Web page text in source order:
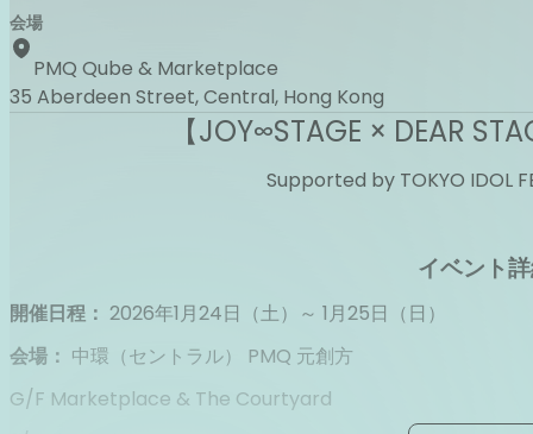
会場
PMQ Qube & Marketplace
35 Aberdeen Street, Central, Hong Kong
【JOY∞STAGE × DEAR
Supported by TOKYO IDOL
イベント
開催日程： 2026年1月24日（土）～ 1月25日（日）
会場： 中環（セントラル） PMQ 元創方
G/F Marketplace & The Courtyard